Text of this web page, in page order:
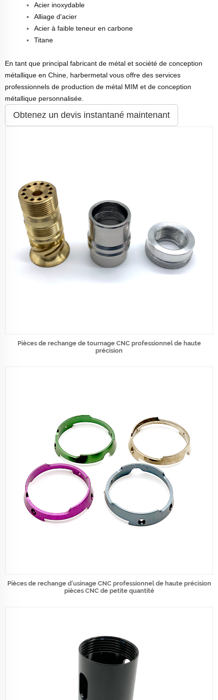
Acier inoxydable
Alliage d'acier
Acier à faible teneur en carbone
Titane
En tant que principal fabricant de métal et société de conception
métallique en Chine, harbermetal vous offre des services
professionnels de production de métal MIM et de conception
métallique personnalisée.
Obtenez un devis instantané maintenant
Pièces de rechange de tournage CNC professionnel de haute
précision
Pièces de rechange d'usinage CNC professionnel de haute précision
pièces CNC de petite quantité